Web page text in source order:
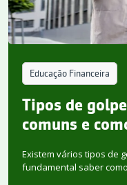
Educação Financeira
Tipos de
comuns e
Existem vários tipos de
fundamental saber